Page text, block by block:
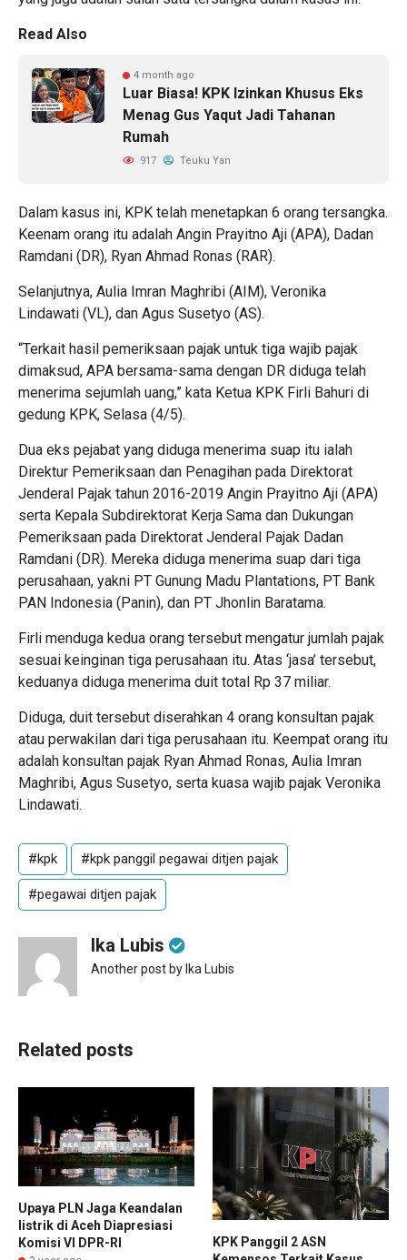
Read Also
4 month ago
Luar Biasa! KPK Izinkan Khusus Eks
Menag Gus Yaqut Jadi Tahanan
Rumah
917 Teuku Yan
Dalam kasus ini, KPK telah menetapkan 6 orang tersangka.
Keenam orang itu adalah Angin Prayitno Aji (APA), Dadan
Ramdani (DR), Ryan Ahmad Ronas (RAR).
Selanjutnya, Aulia Imran Maghribi (AIM), Veronika
Lindawati (VL), dan Agus Susetyo (AS).
“Terkait hasil pemeriksaan pajak untuk tiga wajib pajak
dimaksud, APA bersama-sama dengan DR diduga telah
menerima sejumlah uang,” kata Ketua KPK Firli Bahuri di
gedung KPK, Selasa (4/5).
Dua eks pejabat yang diduga menerima suap itu ialah
Direktur Pemeriksaan dan Penagihan pada Direktorat
Jenderal Pajak tahun 2016-2019 Angin Prayitno Aji (APA)
serta Kepala Subdirektorat Kerja Sama dan Dukungan
Pemeriksaan pada Direktorat Jenderal Pajak Dadan
Ramdani (DR). Mereka diduga menerima suap dari tiga
perusahaan, yakni PT Gunung Madu Plantations, PT Bank
PAN Indonesia (Panin), dan PT Jhonlin Baratama.
Firli menduga kedua orang tersebut mengatur jumlah pajak
sesuai keinginan tiga perusahaan itu. Atas ‘jasa’ tersebut,
keduanya diduga menerima duit total Rp 37 miliar.
Diduga, duit tersebut diserahkan 4 orang konsultan pajak
atau perwakilan dari tiga perusahaan itu. Keempat orang itu
adalah konsultan pajak Ryan Ahmad Ronas, Aulia Imran
Maghribi, Agus Susetyo, serta kuasa wajib pajak Veronika
Lindawati.
#kpk #kpk panggil pegawai ditjen pajak
#pegawai ditjen pajak
Ika Lubis
Another post by Ika Lubis
Related posts
Upaya PLN Jaga Keandalan
listrik di Aceh Diapresiasi
Komisi VI DPR-RI
KPK Panggil 2 ASN